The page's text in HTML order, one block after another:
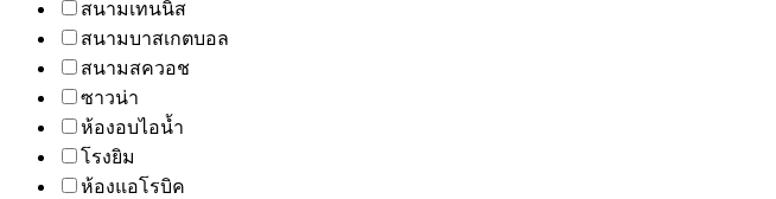
สนามเทนนิส
สนามบาสเกตบอล
สนามสควอช
ซาวน่า
ห้องอบไอน้ำ
โรงยิม
ห้องแอโรบิค